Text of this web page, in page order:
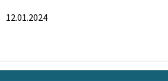
12.01.2024